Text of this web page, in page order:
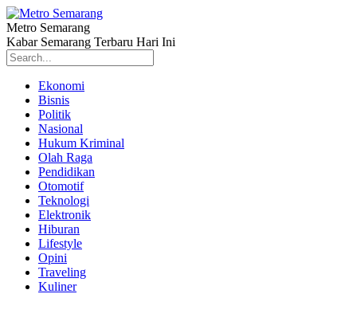
Metro Semarang
Kabar Semarang Terbaru Hari Ini
Ekonomi
Bisnis
Politik
Nasional
Hukum Kriminal
Olah Raga
Pendidikan
Otomotif
Teknologi
Elektronik
Hiburan
Lifestyle
Opini
Traveling
Kuliner